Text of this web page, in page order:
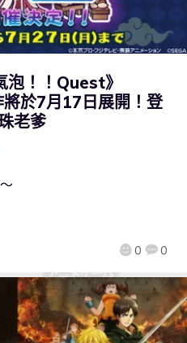
泡！！Quest》
於7月17日展開！登
老爹
0 0